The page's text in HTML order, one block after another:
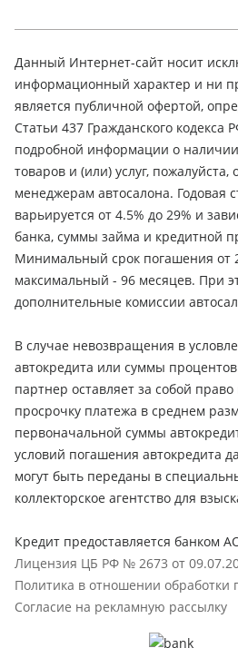
Данный Интернет-сайт носит
информационный характер и ни
является публичной офертой,
Статьи 437 Гражданского кодекса
подробной информации о
товаров и (или) услуг, пожалуйста,
менеджерам автосалона. Годовая
варьируется от 4.5% до 29% и
банка, суммы займа и кредитной
Минимальный срок погашения от
максимальный - 96 месяцев. При
дополнительные комиссии
В случае невозвращения в
автокредита или суммы
партнер оставляет за собой
просрочку платежа в среднем
первоначальной суммы
условий погашения автокредита
могут быть переданы в
коллекторское агентство для
Кредит предоставляется банком
Лицензия ЦБ РФ № 2673 от
Политика в отношении обработки
Согласие на рекламную рассылку